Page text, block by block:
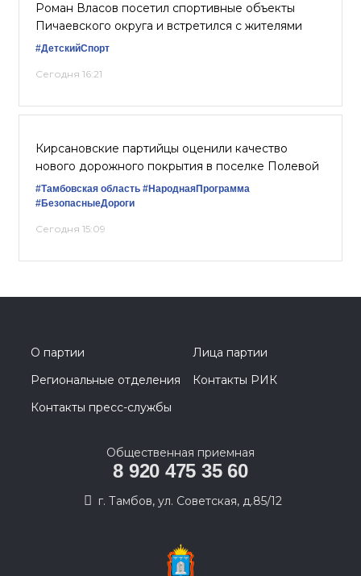
Роман Власов посетил спортивные объекты
Пичаевского округа и встретился с жителями
#ДетскийСпорт
Сегодня 16:21
Кирсановские партийцы оценили качество
нового дорожного покрытия в поселке Полевой
#Тамбовская область #НароднаяПрограмма
#БезопасныеДороги
Сегодня 15:09
О партии
Лица партии
Региональные отделения
Контакты РИК
Контакты пресс-службы
Общественная приемная
8 920 475 35 60
г. Тамбов, ул. Советская, д.85/12